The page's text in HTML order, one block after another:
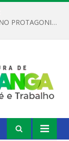
REGULAMENTO OFICIAL DO PRÊMIO ALUNO PROTAGONISTA – EDIÇÃO 2026